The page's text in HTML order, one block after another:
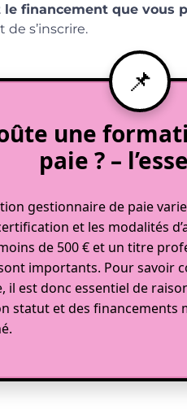
financement que vous
de s’inscrire.
une
paie ? –
gestionnaire de paie
et les modalités
de 500 € et un titre
importants. Pour savoir
il est donc essentiel de
statut et des financements